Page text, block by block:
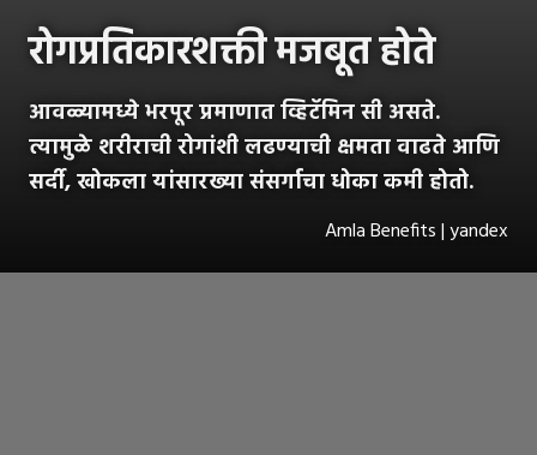
रोगप्रतिकारशक्ती मजबूत होते
आवळ्यामध्ये भरपूर प्रमाणात व्हिटॅमिन सी असते.
त्यामुळे शरीराची रोगांशी लढण्याची क्षमता वाढते आणि
सर्दी, खोकला यांसारख्या संसर्गाचा धोका कमी होतो.
Amla Benefits | yandex